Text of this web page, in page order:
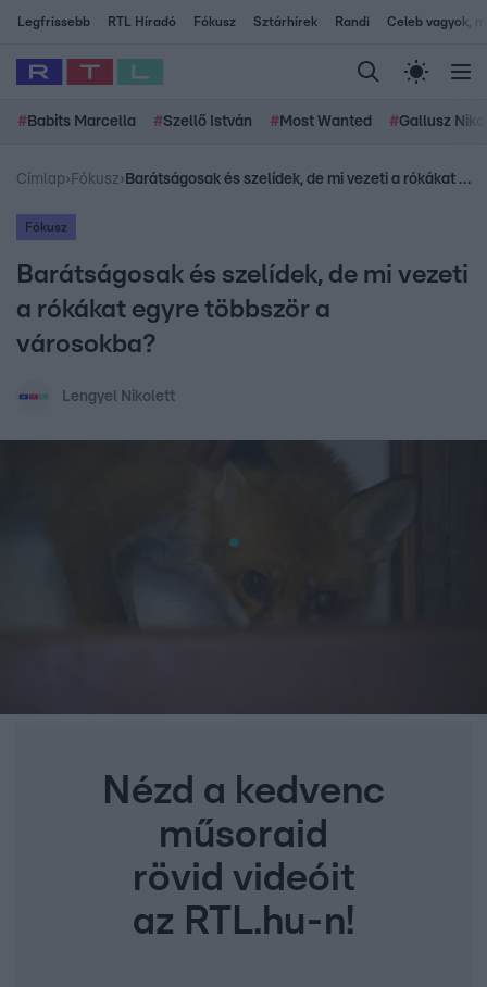
Legfrissebb RTL Híradó Fókusz Sztárhírek Randi Celeb vagyok,
# Babits Marcella #Szellő István # Most Wanted #Gallusz
Címlap› Fókusz› Barátságosak és szelídek, de mi vezeti a rókákat egyre többször a városokba?
Fókusz
Barátságosak és szelídek, de mi vezeti
a rókákat egyre többször a
városokba?
Lengyel Nikolett
Nézd a kedvenc
műsoraid
rövid videóit
az RTL.hu-n!